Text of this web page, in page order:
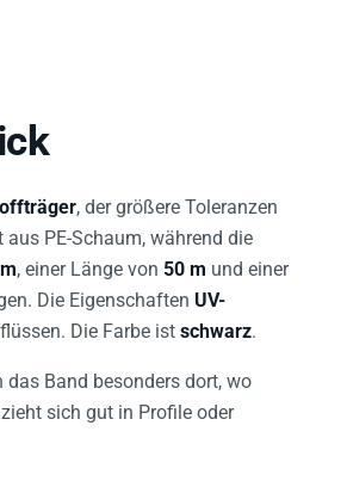
, der größere Toleranzen
PE-Schaum, während die
, einer Länge von 50 m und einer
Die Eigenschaften UV-
Die Farbe ist schwarz
Band besonders dort, wo
sich gut in Profile oder